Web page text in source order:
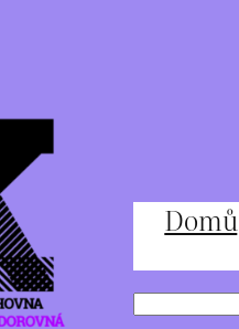
Domů
Hledat